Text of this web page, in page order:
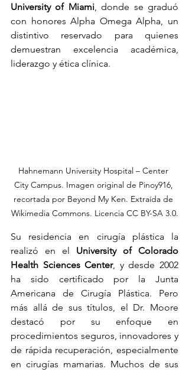
University of Miami, donde se graduó
con honores Alpha Omega Alpha, un
distintivo reservado para quienes
demuestran excelencia académica,
liderazgo y ética clínica.
Hahnemann University Hospital – Center
City Campus. Imagen original de Pinoy916,
recortada por Beyond My Ken. Extraída de
Wikimedia Commons. Licencia CC BY-SA 3.0.
Su residencia en cirugía plástica la
realizó en el University of Colorado
Health Sciences Center, y desde 2002
ha sido certificado por la Junta
Americana de Cirugía Plástica. Pero
más allá de sus títulos, el Dr. Moore
destacó por su enfoque en
procedimientos seguros, innovadores y
de rápida recuperación, especialmente
en cirugías mamarias. Muchos de sus